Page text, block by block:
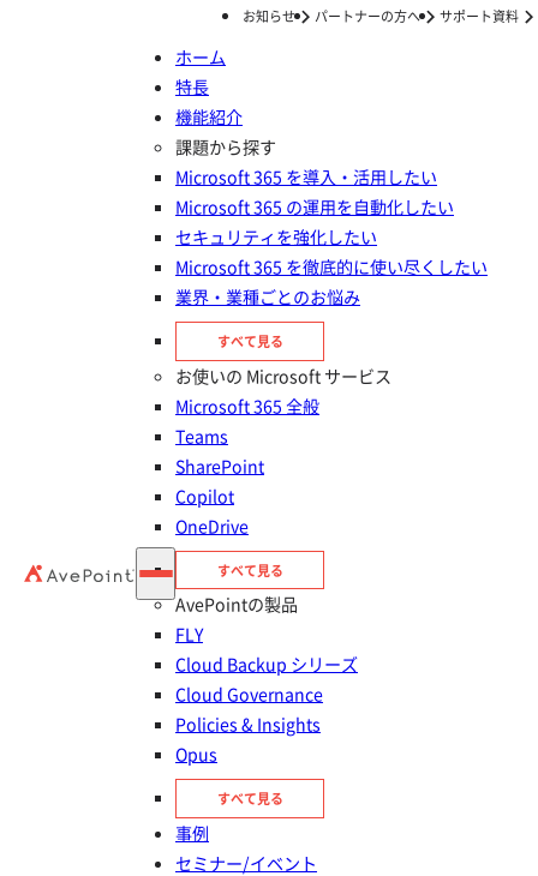
お知らせ パートナーの方へ サポート資料
ホーム
特長
機能紹介
課題から探す
Microsoft 365 を導入・活用したい
Microsoft 365 の運用を自動化したい
セキュリティを強化したい
Microsoft 365 を徹底的に使い尽くしたい
業界・業種ごとのお悩み
すべて見る
お使いの Microsoft サービス
Microsoft 365 全般
Teams
SharePoint
Copilot
OneDrive
すべて見る
AvePointの製品
FLY
Cloud Backup シリーズ
Cloud Governance
Policies & Insights
Opus
すべて見る
事例
セミナー/イベント
セミナー/イベント
AIエージェント時代のデータガバ
ナンス Microsoft 365 で「価値を
出すAI」x「暴走しないAI」を両
立させるためには？
アーカイブ視聴登録
Microsoft 365
Microsoft365を導入・活用したい
アーカイブ視聴登録